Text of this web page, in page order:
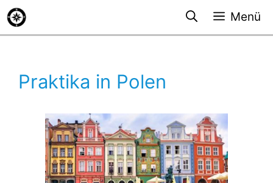
Zum
Inhalt
springen
Menü
Praktika in Polen